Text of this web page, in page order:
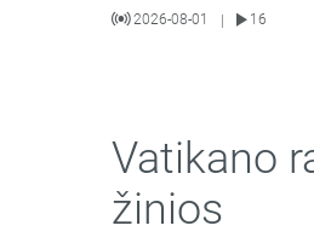
2026-08-01 | 16
Vatikano
žinios